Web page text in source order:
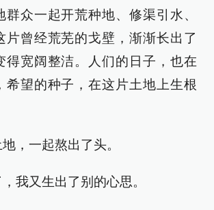
群众一起开荒种地、修渠引水、
片曾经荒芜的戈壁，渐渐长出了
得宽阔整洁。人们的日子，也在
希望的种子，在这片土地上生根
，一起熬出了头。
我又生出了别的心思。